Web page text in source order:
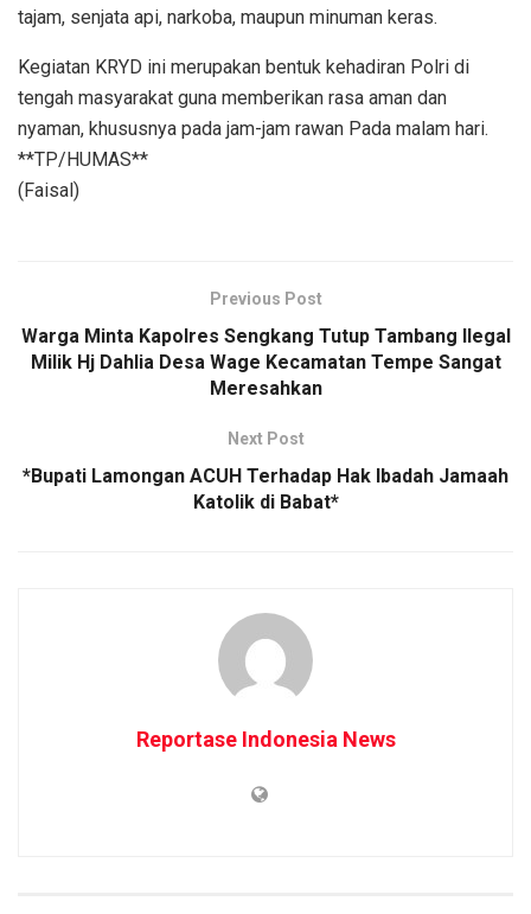
tajam, senjata api, narkoba, maupun minuman keras.
Kegiatan KRYD ini merupakan bentuk kehadiran Polri di
tengah masyarakat guna memberikan rasa aman dan
nyaman, khususnya pada jam-jam rawan Pada malam hari.
**TP/HUMAS**
(Faisal)
Previous Post
Warga Minta Kapolres Sengkang Tutup Tambang Ilegal
Milik Hj Dahlia Desa Wage Kecamatan Tempe Sangat
Meresahkan
Next Post
*Bupati Lamongan ACUH Terhadap Hak Ibadah Jamaah
Katolik di Babat*
Reportase Indonesia News